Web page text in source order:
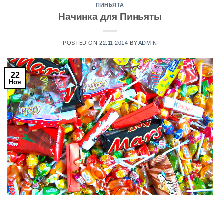
ПИНЬЯТА
Начинка для Пиньяты
POSTED ON 22.11.2014 BY ADMIN
22
Ноя